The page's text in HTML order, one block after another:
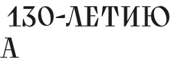
130-ЛЕТИЮ